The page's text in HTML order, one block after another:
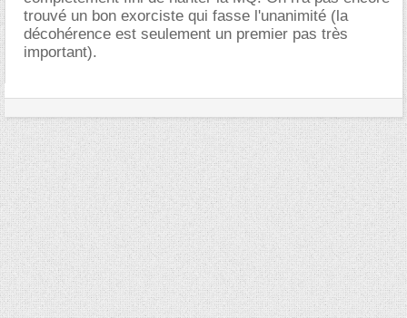
trouvé un bon exorciste qui fasse l'unanimité (la
décohérence est seulement un premier pas très
important).